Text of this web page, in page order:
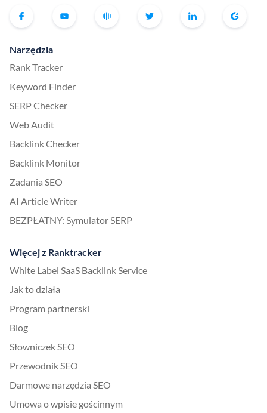
Narzędzia
Rank Tracker
Keyword Finder
SERP Checker
Web Audit
Backlink Checker
Backlink Monitor
Zadania SEO
AI Article Writer
BEZPŁATNY: Symulator SERP
Więcej z Ranktracker
White Label SaaS Backlink Service
Jak to działa
Program partnerski
Blog
Słowniczek SEO
Przewodnik SEO
Darmowe narzędzia SEO
Umowa o wpisie gościnnym